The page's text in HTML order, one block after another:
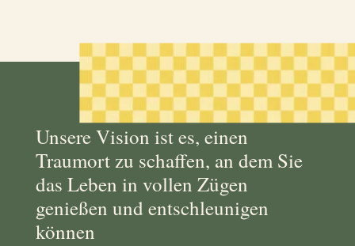
Unsere Vision ist es, einen
Traumort zu schaffen, an dem Sie
das Leben in vollen Zügen
genießen und entschleunigen
können